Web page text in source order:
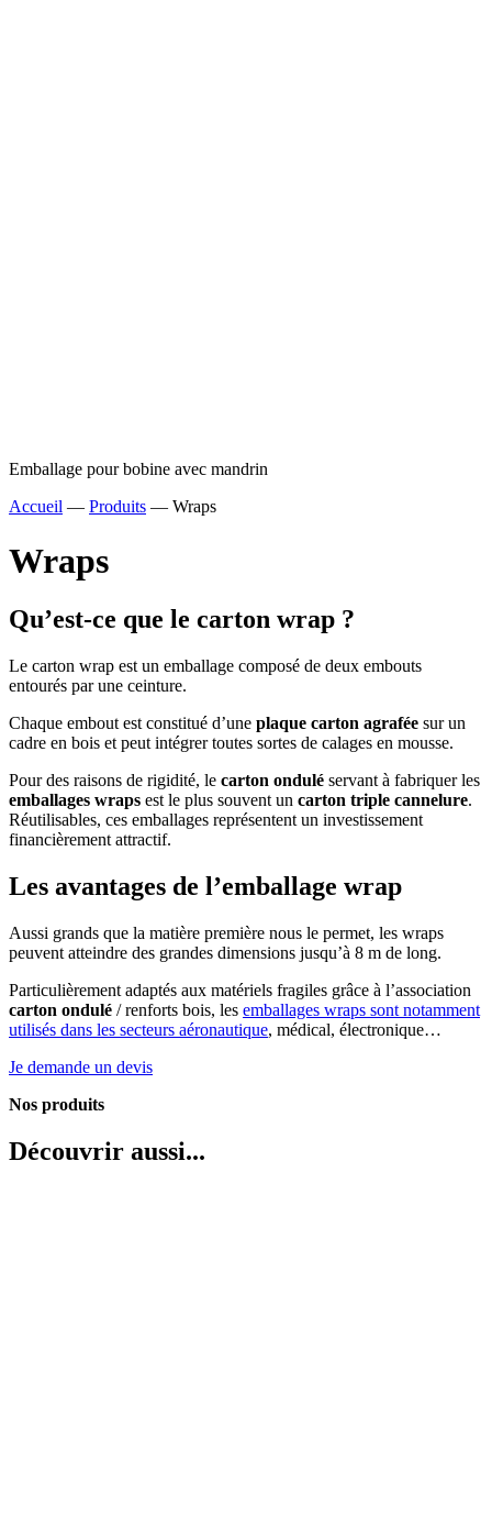
Emballage pour bobine avec mandrin
Accueil — Produits — Wraps
Wraps
Qu’est-ce que le carton wrap ?
Le carton wrap est un emballage composé de deux embouts
entourés par une ceinture.
Chaque embout est constitué d’une plaque carton agrafée sur un
cadre en bois et peut intégrer toutes sortes de calages en mousse.
Pour des raisons de rigidité, le carton ondulé servant à fabriquer les
emballages wraps est le plus souvent un carton triple cannelure.
Réutilisables, ces emballages représentent un investissement
financièrement attractif.
Les avantages de l’emballage wrap
Aussi grands que la matière première nous le permet, les wraps
peuvent atteindre des grandes dimensions jusqu’à 8 m de long.
Particulièrement adaptés aux matériels fragiles grâce à l’association
carton ondulé / renforts bois, les emballages wraps sont notamment
utilisés dans les secteurs aéronautique, médical, électronique…
Je demande un devis
Nos produits
Découvrir aussi...